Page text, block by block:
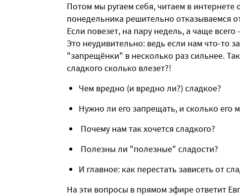
Потом мы ругаем себя, читаем в
понедельника решительно отказываемся
Если повезет, на пару недель, а чаще
Это неудивительно: ведь если нам что-то
"запрещёнки" в несколько раз сильнее.
сладкого сколько влезет?!
Чем вредно (и вредно ли?) сладкое?
Нужно ли его запрещать, и сколько его
Почему нам так хочется сладкого?
Полезны ли "полезные" сладости?
И главное: как перестать зависеть от
На эти вопросы в прямом эфире ответит